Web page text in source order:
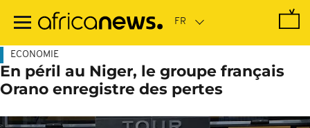
contenu
ECONOMIE
En péril au Niger, le groupe français
Orano enregistre des pertes